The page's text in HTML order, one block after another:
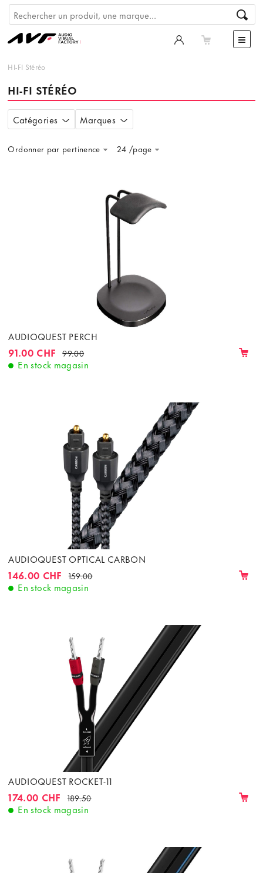
HI-FI Stéréo
HI-FI STÉRÉO
Catégories Marques
Ordonner par pertinence 24 /page
AUDIOQUEST PERCH
91.00 CHF 99.00
En stock magasin
AUDIOQUEST OPTICAL CARBON
146.00 CHF 159.00
En stock magasin
AUDIOQUEST ROCKET-11
174.00 CHF 189.50
En stock magasin